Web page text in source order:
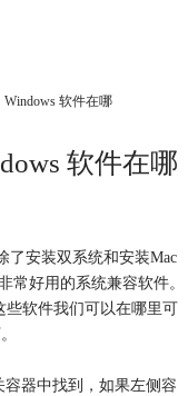
Windows 软件在哪
软件在哪
了安装双系统和安装Mac
常好用的系统兼容软件。
些软件我们可以在哪里可
器中找到，如果左侧容